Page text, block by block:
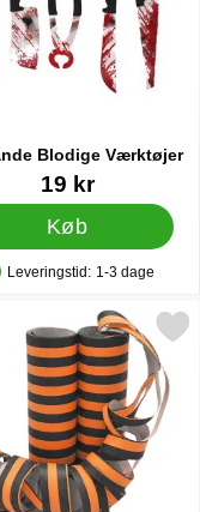
Blodige Værktøjer
19 kr
Køb
På lager
Leveringstid: 1-3 dage
favorit
serpentin Orange/